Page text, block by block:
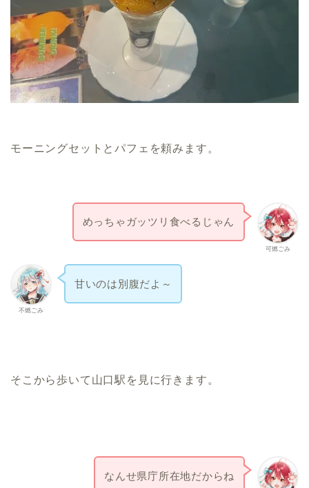
モーニングセットとパフェを頼みます。
可燃ごみ
めっちゃガッツリ食べるじゃん
不燃ごみ
甘いのは別腹だよ～
そこから歩いて山口駅を見に行きます。
なんせ県庁所在地だからね